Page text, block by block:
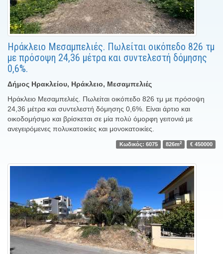
Ηράκλειο Μεσαμπελιές. Πωλείται οικόπεδο 826 τμ
με πρόσοψη 24,36 μέτρα και συντελεστή δόμησης
0,6%.
Δήμος Ηρακλείου, Ηράκλειο, Μεσαμπελιές
Ηράκλειο Μεσαμπελιές. Πωλείται οικόπεδο 826 τμ με πρόσοψη
24,36 μέτρα και συντελεστή δόμησης 0,6%. Είναι άρτιο και
οικοδομήσιμο και βρίσκεται σε μία πολύ όμορφη γειτονιά με
ανεγειρόμενες πολυκατοικίες και μονοκατοικίες.
Κωδικός: 6075 826m2 € 450000